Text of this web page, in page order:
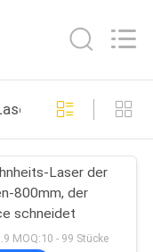
306
der Service
Laser der
800mm, der
schneidet
MOQ:10 - 99 Stücke